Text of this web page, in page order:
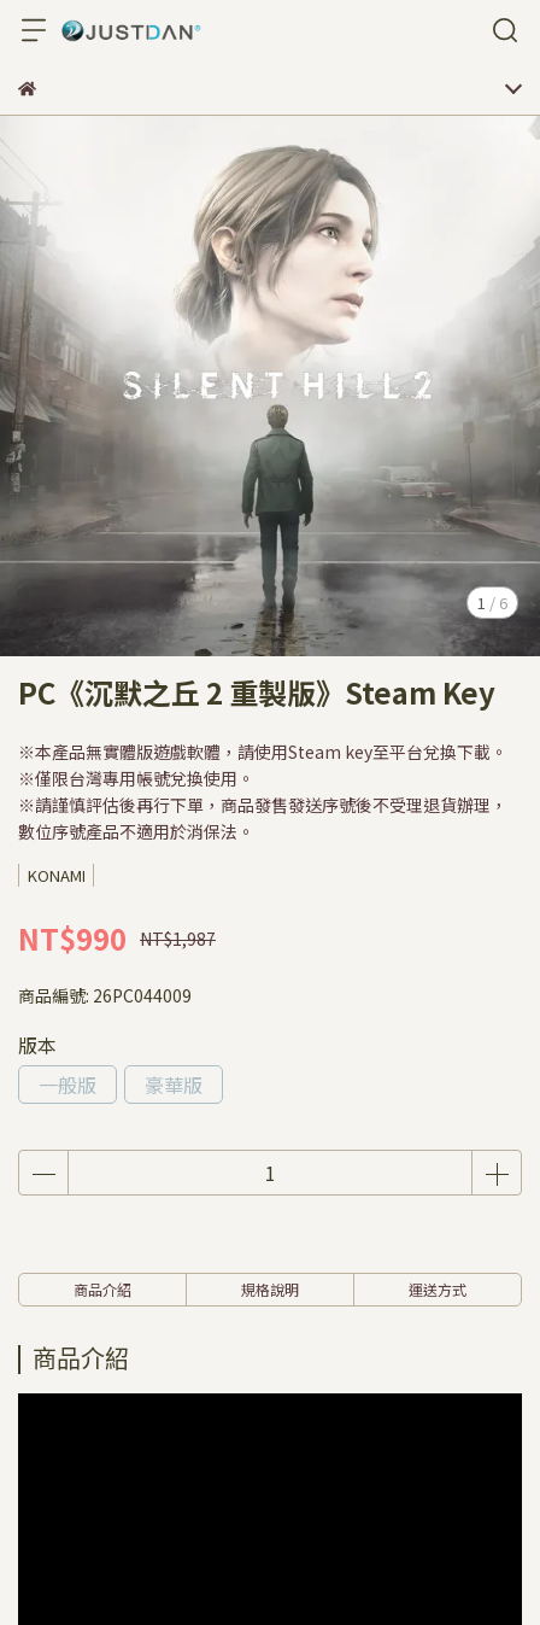
1 / 6
PC《沉默之丘 2 重製版》Steam Key
※本產品無實體版遊戲軟體，請使用Steam key至平台兌換下載。
※僅限台灣專用帳號兌換使用。
※請謹慎評估後再行下單，商品發售發送序號後不受理退貨辦理，
數位序號產品不適用於消保法。
KONAMI
NT$990 NT$1,987
商品編號: 26PC044009
版本
一般版
豪華版
商品介紹 規格說明 運送方式
商品介紹